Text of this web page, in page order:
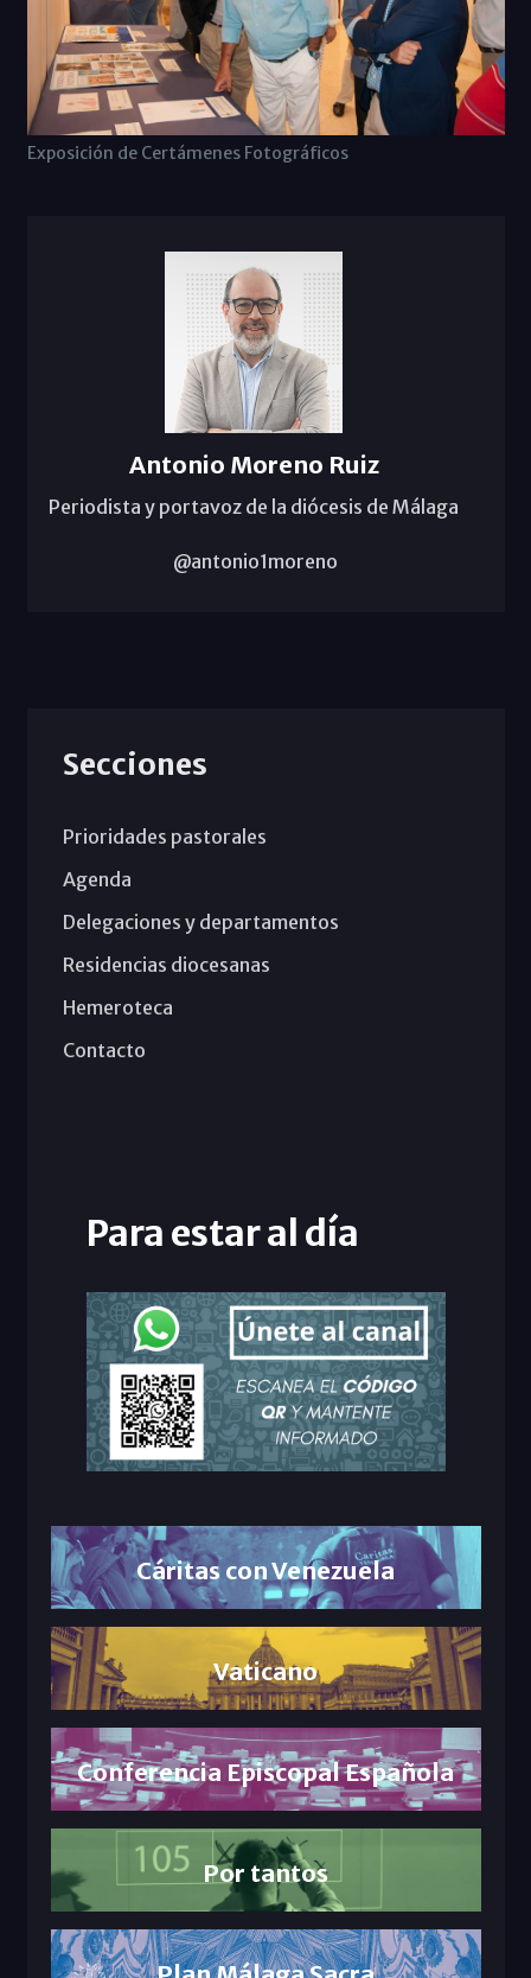
Exposición de Certámenes Fotográficos
Antonio Moreno Ruiz
Periodista y portavoz de la diócesis de Málaga
@antonio1moreno
Secciones
Prioridades pastorales
Agenda
Delegaciones y departamentos
Residencias diocesanas
Hemeroteca
Contacto
Para estar al día
Cáritas con Venezuela
Vaticano
Conferencia Episcopal Española
Por tantos